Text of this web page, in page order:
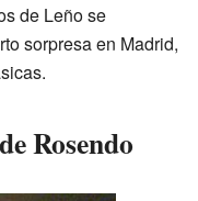
de Leño se
sorpresa en Madrid,
Rosendo